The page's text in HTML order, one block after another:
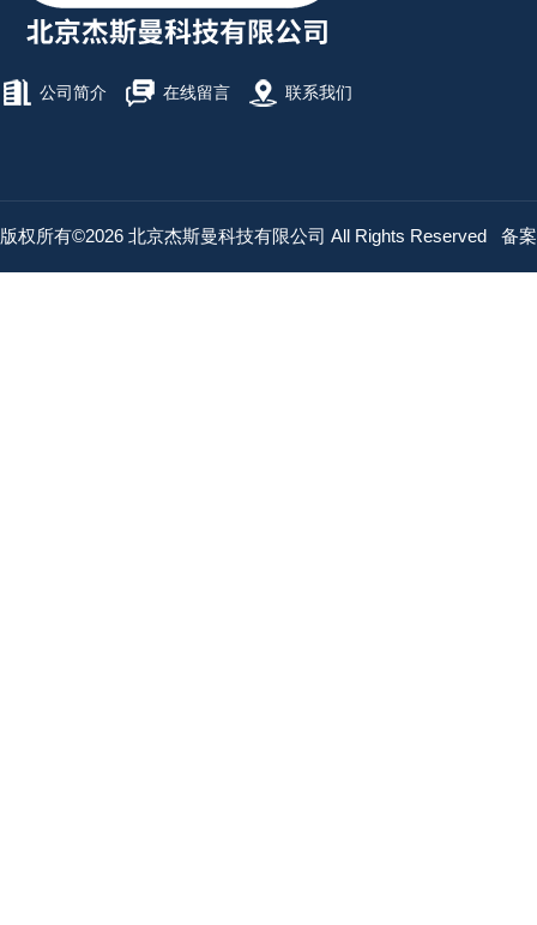
公司简介 在线留言 联系我们
版权所有©2026 北京杰斯曼科技有限公司 All Rights Reserved 备